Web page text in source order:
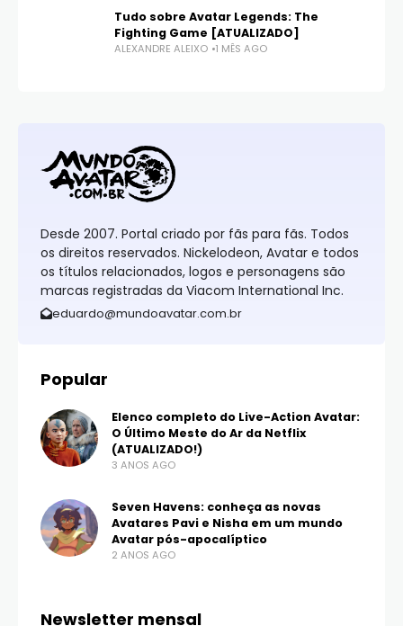
Tudo sobre Avatar Legends: The
Fighting Game [ATUALIZADO]
ALEXANDRE ALEIXO 1 MÊS AGO
Desde 2007. Portal criado por fãs para fãs. Todos
os direitos reservados. Nickelodeon, Avatar e todos
os títulos relacionados, logos e personagens são
marcas registradas da Viacom International Inc.
eduardo@mundoavatar.com.br
Popular
Elenco completo do Live-Action Avatar:
O Último Meste do Ar da Netflix
(ATUALIZADO!)
3 ANOS AGO
Seven Havens: conheça as novas
Avatares Pavi e Nisha em um mundo
Avatar pós-apocalíptico
2 ANOS AGO
Newsletter mensal